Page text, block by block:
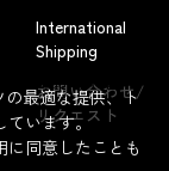
くあるお問い合わせ
International
Shipping
お問い合わせ/
リクエスト
最適な提供、ト
ています。
同意したことも